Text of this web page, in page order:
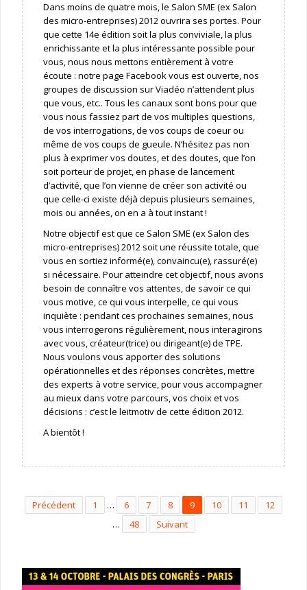
Dans moins de quatre mois, le Salon SME (ex Salon
des micro-entreprises) 2012 ouvrira ses portes. Pour
que cette 14e édition soit la plus conviviale, la plus
enrichissante et la plus intéressante possible pour
vous, nous nous mettons entièrement à votre
écoute : notre page Facebook vous est ouverte, nos
groupes de discussion sur Viadéo n’attendent plus
que vous, etc.. Tous les canaux sont bons pour que
vous nous fassiez part de vos multiples questions,
de vos interrogations, de vos coups de coeur ou
même de vos coups de gueule. N’hésitez pas non
plus à exprimer vos doutes, et des doutes, que l’on
soit porteur de projet, en phase de lancement
d’activité, que l’on vienne de créer son activité ou
que celle-ci existe déjà depuis plusieurs semaines,
mois ou années, on en a à tout instant !
Notre objectif est que ce Salon SME (ex Salon des
micro-entreprises) 2012 soit une réussite totale, que
vous en sortiez informé(e), convaincu(e), rassuré(e)
si nécessaire. Pour atteindre cet objectif, nous avons
besoin de connaître vos attentes, de savoir ce qui
vous motive, ce qui vous interpelle, ce qui vous
inquiète : pendant ces prochaines semaines, nous
vous interrogerons régulièrement, nous interagirons
avec vous, créateur(trice) ou dirigeant(e) de TPE.
Nous voulons vous apporter des solutions
opérationnelles et des réponses concrètes, mettre
des experts à votre service, pour vous accompagner
au mieux dans votre parcours, vos choix et vos
décisions : c’est le leitmotiv de cette édition 2012.
A bientôt !
Précédent 1 … 6 7 8 9 10 11
12
…
48 Suivant